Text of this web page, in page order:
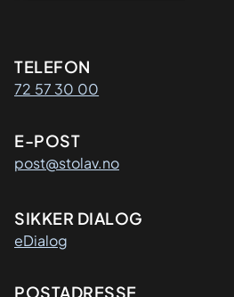
Kontaktinformasjon
TELEFON
72 57 30 00
E-POST
post@stolav.no
SIKKER DIALOG
eDialog
POSTADRESSE